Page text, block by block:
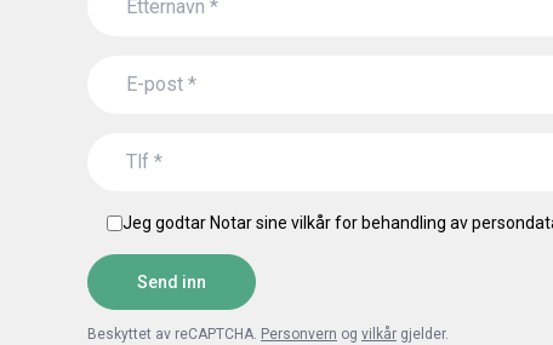
Jeg godtar Notar sine vilkår for behandling av
Send inn
Beskyttet av reCAPTCHA. Personvern og vilkår gjelder.